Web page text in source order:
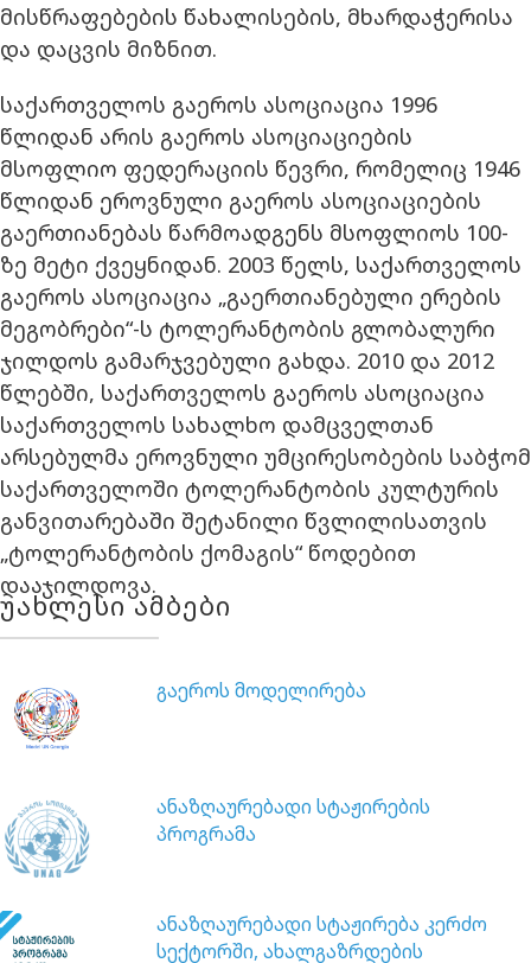
მისწრაფებების წახალისების, მხარდაჭერისა
და დაცვის მიზნით.
საქართველოს გაეროს ასოციაცია 1996
წლიდან არის გაეროს ასოციაციების
მსოფლიო ფედერაციის წევრი, რომელიც 1946
წლიდან ეროვნული გაეროს ასოციაციების
გაერთიანებას წარმოადგენს მსოფლიოს 100-
ზე მეტი ქვეყნიდან. 2003 წელს, საქართველოს
გაეროს ასოციაცია „გაერთიანებული ერების
მეგობრები“-ს ტოლერანტობის გლობალური
ჯილდოს გამარჯვებული გახდა. 2010 და 2012
წლებში, საქართველოს გაეროს ასოციაცია
საქართველოს სახალხო დამცველთან
არსებულმა ეროვნული უმცირესობების საბჭომ
საქართველოში ტოლერანტობის კულტურის
განვითარებაში შეტანილი წვლილისათვის
„ტოლერანტობის ქომაგის“ წოდებით
დააჯილდოვა.
უახლესი ამბები
გაეროს მოდელირება
ანაზღაურებადი სტაჟირების
პროგრამა
ანაზღაურებადი სტაჟირება კერძო
სექტორში, ახალგაზრდების